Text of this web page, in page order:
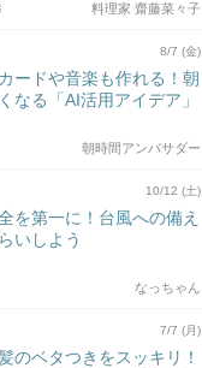
料理家 齋藤菜々子
8/7 (金)
ードや音楽も作れる！朝
なる「AI活用アイデア」
朝時間アンバサダー
10/12 (土)
を第一に！台風への備え
いしよう
なっちゃん
7/7 (月)
のベタつきをスッキリ！